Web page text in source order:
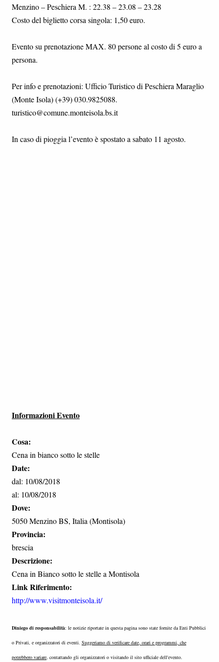
Menzino – Peschiera M. : 22.38 – 23.08 – 23.28
Costo del biglietto corsa singola: 1,50 euro.
Evento su prenotazione MAX. 80 persone al costo di 5 euro a
persona.
Per info e prenotazioni: Ufficio Turistico di Peschiera Maraglio
(Monte Isola) (+39) 030.9825088.
turistico@comune.monteisola.bs.it
In caso di pioggia l’evento è spostato a sabato 11 agosto.
Informazioni Evento
Cosa:
Cena in bianco sotto le stelle
Date:
dal: 10/08/2018
al: 10/08/2018
Dove:
5050 Menzino BS, Italia (Montisola)
Provincia:
brescia
Descrizione:
Cena in Bianco sotto le stelle a Montisola
Link Riferimento:
http://www.visitmonteisola.it/
Diniego di responsabilità: le notizie riportate in questa pagina sono state fornite da Enti Pubblici
o Privati, e organizzatori di eventi. Suggeriamo di verificare date, orari e programmi, che
potrebbero variare, contattando gli organizzatori o visitando il sito ufficiale dell'evento.